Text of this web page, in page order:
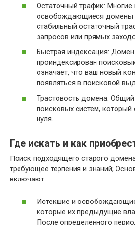
Остаточный трафик:
освобождающиеся домены
стабильный остаточный
запросов или прямых
Быстрая индексация:
проиндексирован
означает, что ваш новый
появляться в поисковой
Трастовость домена:
поисковых систем, который
нуля.
Где искать и как
Поиск подходящего старого
требующее терпения и знаний;
включают:
Истекшие и
которые их предыдущие
После определенного